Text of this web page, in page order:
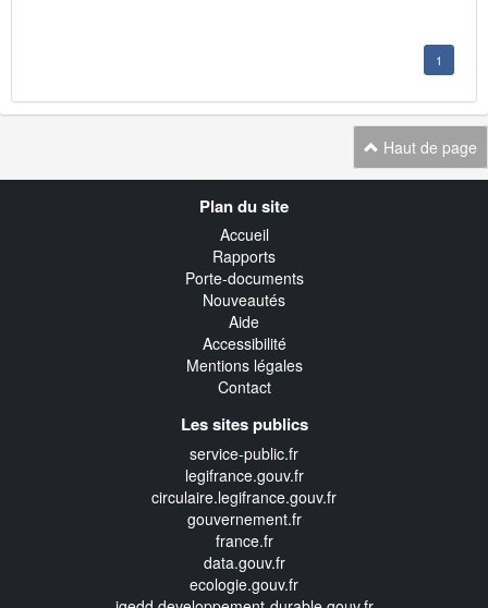
1
Haut de page
Plan du site
Accueil
Rapports
Porte-documents
Nouveautés
Aide
Accessibilité
Mentions légales
Contact
Les sites publics
service-public.fr
legifrance.gouv.fr
circulaire.legifrance.gouv.fr
gouvernement.fr
france.fr
data.gouv.fr
ecologie.gouv.fr